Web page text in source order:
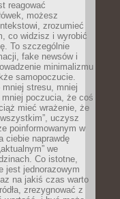
reagować
możesz
zrozumieć
co widzisz i wyrobić
To szczególnie
fake newsów i
minimalizmu
samopoczucie.
stresu, mniej
poczucia, że coś
mieć wrażenie, że
uczysz
poinformowanym w
ciebie naprawdę
we
Co istotne,
jest jednorazowym
na jakiś czas warto
zrezygnować z